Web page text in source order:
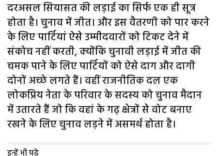
दरअसल सियासत की लड़ाई का सिर्फ एक ही सूत्र
होता है। चुनाव में जीत। और इस वैतरणी को पार करने
के लिए पार्टियां ऐसे उम्मीदवारों को टिकट देने में
संकोच नहीं करती, क्योंकि चुनावी लड़ाई में जीत की
चमक पाने के लिए पार्टियों को ऐसे दाग और दागी
दोनों अच्छे लगते हैं। वहीं राजनीतिक दल एक
लोकप्रिय नेता के परिवार के सदस्य को चुनाव मैदान
में उतारते हैं जो कि वहां के गढ़ क्षेत्रों से वोट बनाए
रखने के लिए चुनाव लड़ने में असमर्थ होता है।